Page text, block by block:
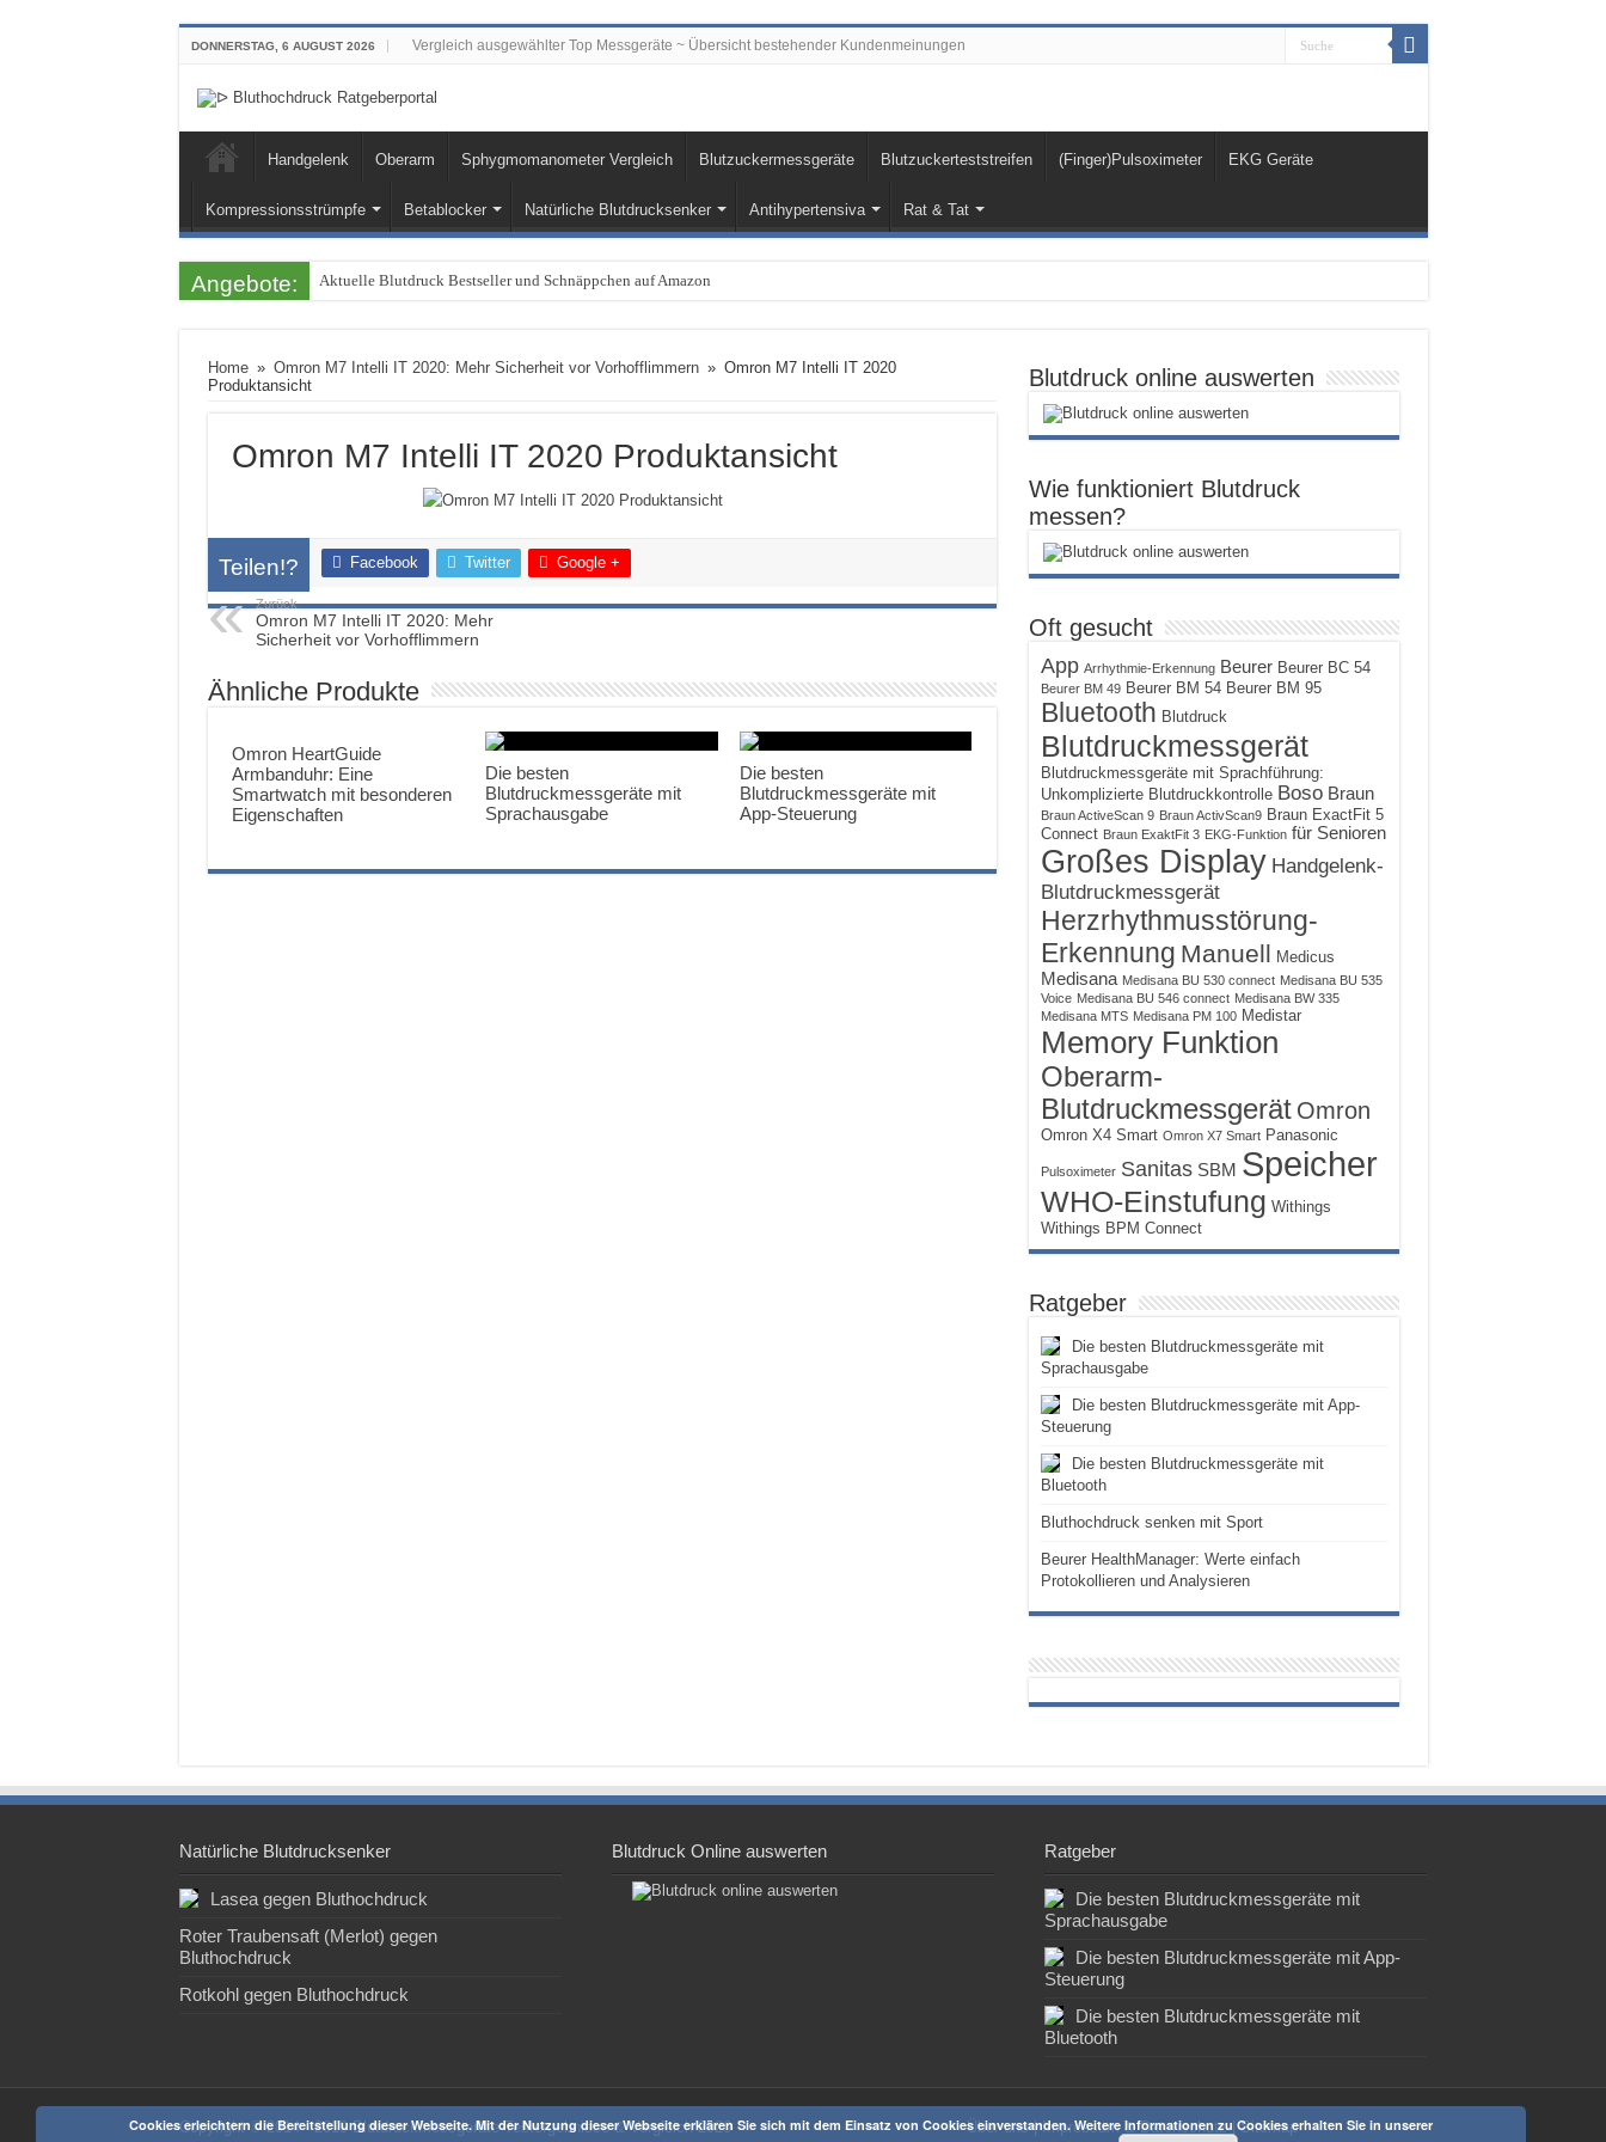
DONNERSTAG, 6 AUGUST 2026 Vergleich ausgewählter Top Messgeräte ~ Übersicht bestehender Kundenmeinungen
Handgelenk Oberarm Sphygmomanometer Vergleich Blutzuckermessgeräte Blutzuckerteststreifen (Finger)Pulsoximeter EKG Geräte
Kompressionsstrümpfe Betablocker Natürliche Blutdrucksenker Antihypertensiva Rat & Tat
Angebote: Aktuelle Blutdruck Bestseller und Schnäppchen auf Amazon
Home » Omron M7 Intelli IT 2020: Mehr Sicherheit vor Vorhofflimmern » Omron M7 Intelli IT 2020
Produktansicht
Omron M7 Intelli IT 2020 Produktansicht
Teilen!? Facebook Twitter Google +
Zurück
Omron M7 Intelli IT 2020: Mehr
Sicherheit vor Vorhofflimmern
Ähnliche Produkte
Omron HeartGuide
Armbanduhr: Eine
Smartwatch mit besonderen
Eigenschaften
Die besten
Blutdruckmessgeräte mit
Sprachausgabe
Die besten
Blutdruckmessgeräte mit
App-Steuerung
Blutdruck online auswerten
Wie funktioniert Blutdruck
messen?
Oft gesucht
App Arrhythmie-Erkennung Beurer Beurer BC 54
Beurer BM 49 Beurer BM 54 Beurer BM 95
Bluetooth Blutdruck
Blutdruckmessgerät
Blutdruckmessgeräte mit Sprachführung:
Unkomplizierte Blutdruckkontrolle Boso Braun
Braun ActiveScan 9 Braun ActivScan9 Braun ExactFit 5
Connect Braun ExaktFit 3 EKG-Funktion für Senioren
Großes Display Handgelenk-
Blutdruckmessgerät
Herzrhythmusstörung-
Erkennung Manuell Medicus
Medisana Medisana BU 530 connect Medisana BU 535
Voice Medisana BU 546 connect Medisana BW 335
Medisana MTS Medisana PM 100 Medistar
Memory Funktion
Oberarm-
Blutdruckmessgerät Omron
Omron X4 Smart Omron X7 Smart Panasonic
Pulsoximeter Sanitas SBM Speicher
WHO-Einstufung Withings
Withings BPM Connect
Ratgeber
Die besten Blutdruckmessgeräte mit
Sprachausgabe
Die besten Blutdruckmessgeräte mit App-
Steuerung
Die besten Blutdruckmessgeräte mit
Bluetooth
Bluthochdruck senken mit Sport
Beurer HealthManager: Werte einfach
Protokollieren und Analysieren
Natürliche Blutdrucksenker
Lasea gegen Bluthochdruck
Roter Traubensaft (Merlot) gegen
Bluthochdruck
Rotkohl gegen Bluthochdruck
Blutdruck Online auswerten Ratgeber
Die besten Blutdruckmessgeräte mit
Sprachausgabe
Die besten Blutdruckmessgeräte mit App-
Steuerung
Die besten Blutdruckmessgeräte mit
Bluetooth
Über uns|Impressum & Datenschutz|Sitemap
Copyright © 2014 - 2019Blutdruckmessgeräte Testergebnisse & Vergleich 2020
Cookies erleichtern die Bereitstellung dieser Webseite. Mit der Nutzung dieser Webseite erklären Sie sich mit dem Einsatz von Cookies einverstanden. Weitere Informationen zu Cookies erhalten Sie in unserer